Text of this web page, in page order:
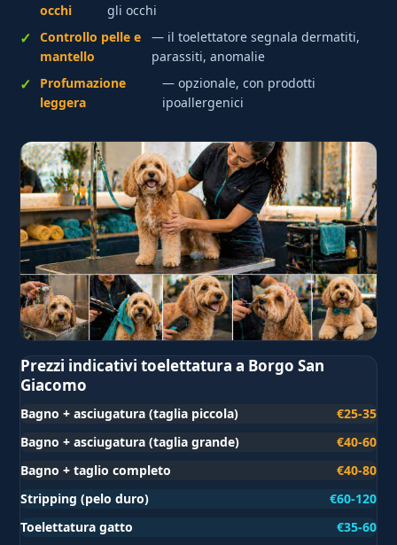
occhi
gli occhi
Controllo pelle e
mantello
— il toelettatore segnala dermatiti,
parassiti, anomalie
Profumazione
leggera
— opzionale, con prodotti
ipoallergenici
Prezzi indicativi toelettatura a Borgo San
Giacomo
Bagno + asciugatura (taglia piccola)
€25-35
Bagno + asciugatura (taglia grande)
€40-60
Bagno + taglio completo
€40-80
Stripping (pelo duro)
€60-120
Toelettatura gatto
€35-60